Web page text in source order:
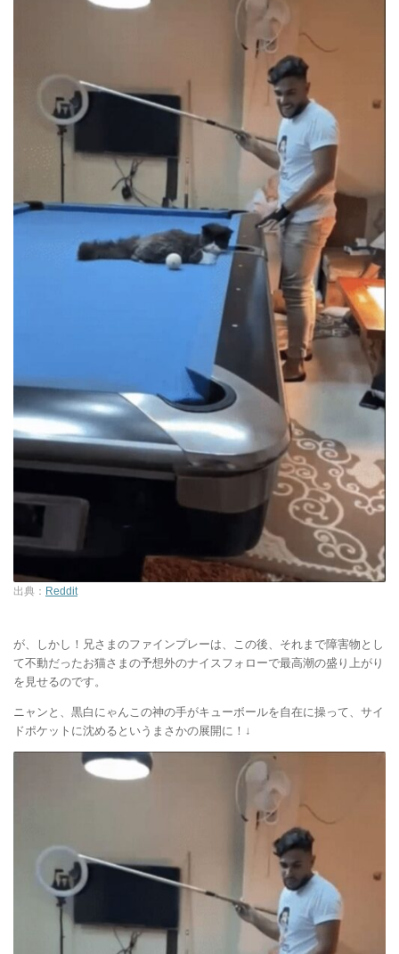
出典： Reddit
が、しかし！兄さまのファインプレーは、この後、それまで障害物とし
て不動だったお猫さまの予想外のナイスフォローで最高潮の盛り上がり
を見せるのです。
ニャンと、黒白にゃんこの神の手がキューボールを自在に操って、サイ
ドポケットに沈めるというまさかの展開に！↓